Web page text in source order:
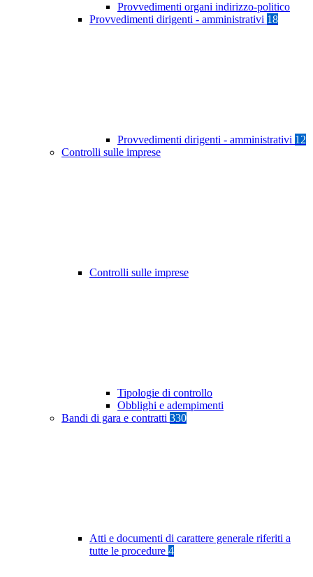
Provvedimenti organi indirizzo-politico
Provvedimenti dirigenti - amministrativi 18
Provvedimenti dirigenti - amministrativi 12
Controlli sulle imprese
Controlli sulle imprese
Tipologie di controllo
Obblighi e adempimenti
Bandi di gara e contratti 330
Atti e documenti di carattere generale riferiti a
tutte le procedure 4